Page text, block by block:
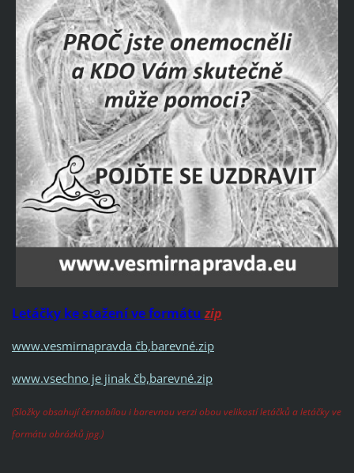
Letáčky ke stažení ve formátuzip
www.vesmirnapravda čb,barevné.zip
www.vsechno je jinak čb,barevné.zip
(Složky obsahují černobílou i barevnou verzi obou velikostí letáčků a letáčky ve
formátu obrázků jpg.)